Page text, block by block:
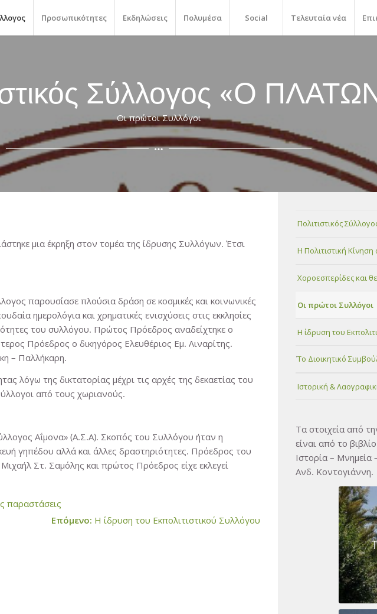
Προσωπικότητες Εκδηλώσεις Πολυμέσα Social Τελευταία νέα
Σύλλογος «Ο
Οι πρώτοι Συλλόγοι
μια έκρηξη στον τομέα της ίδρυσης Συλλόγων. Έτσι
παρουσίασε πλούσια δράση σε κοσμικές και κοινωνικές
ημερολόγια και χρηματικές ενισχύσεις στις εκκλησίες
του συλλόγου. Πρώτος Πρόεδρος αναδείχτηκε ο
Πρόεδρος ο δικηγόρος Ελευθέριος Εμ. Λιναρίτης.
– Παλλήκαρη.
λόγω της δικτατορίας μέχρι τις αρχές της δεκαετίας του
από τους χωριανούς.
Αΐμονα» (Α.Σ.Α). Σκοπός του Συλλόγου ήταν η
γηπέδου αλλά και άλλες δραστηριότητες. Πρόεδρος του
Στ. Σαμόλης και πρώτος Πρόεδρος είχε εκλεγεί
παραστάσεις
Επόμενο: Η ίδρυση του Εκπολιτιστικού Συλλόγου
Πολιτιστικός
Η Πολιτιστική
Χοροεσπερίδες και
Οι πρώτοι Συλλόγοι
Η ίδρυση του
Το Διοικητικό
Ιστορική &
Τα στοιχεία από
είναι από το
Ιστορία –
Ανδ. Κοντογιάννη.